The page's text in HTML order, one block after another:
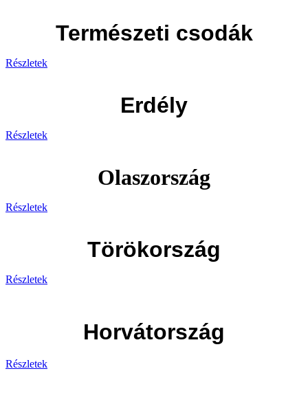
Természeti csodák
Részletek
Erdély
Részletek
Olaszország
Részletek
Törökország
Részletek
Horvátország
Részletek